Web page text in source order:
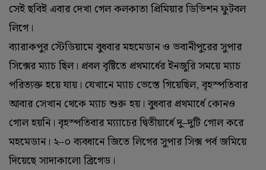
সেই ছবিই এবার দেখা গেল কলকাতা প্রিমিয়ার ডিভিশন ফুটবল
লিগে।
ব্যারাকপুর স্টেডিয়ামে বুধবার মহমেডান ও ভবানীপুরের সুপার
সিক্সের ম্যাচ ছিল। প্রবল বৃষ্টিতে প্রথমার্ধের ইনজুরি সময়ে ম্যাচ
পরিত্যক্ত হয়ে যায়। যেখানে ম্যাচ ভেস্তে গিয়েছিল, বৃহস্পতিবার
আবার সেখান থেকে ম্যাচ শুরু হয়। বুধবার প্রথমার্ধে কোনও
গোল হয়নি। বৃহস্পতিবার ম্য্যাচের দ্বিতীয়ার্ধে দু–দুটি গোল করে
মহমেডান। ২–০ ব্যবধানে জিতে লিগের সুপার সিক্স পর্ব জমিয়ে
দিয়েছে সাদাকালো ব্রিগেড।